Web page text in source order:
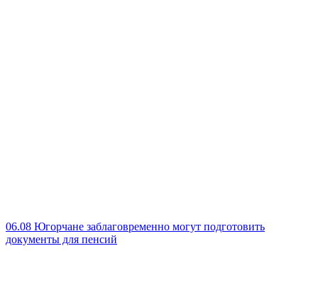
06.08 Югорчане заблаговременно могут подготовить
документы для пенсий